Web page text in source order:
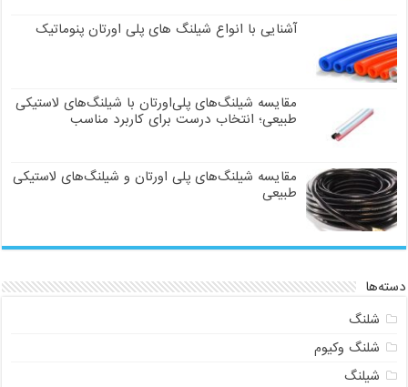
آشنایی با انواع شیلنگ های پلی اورتان پنوماتیک
مقایسه شیلنگ‌های پلی‌اورتان با شیلنگ‌های لاستیکی
طبیعی؛ انتخاب درست برای کاربرد مناسب
مقایسه شیلنگ‌های پلی اورتان و شیلنگ‌های لاستیکی
طبیعی
دسته‌ها
شلنگ
شلنگ وکیوم
شیلنگ